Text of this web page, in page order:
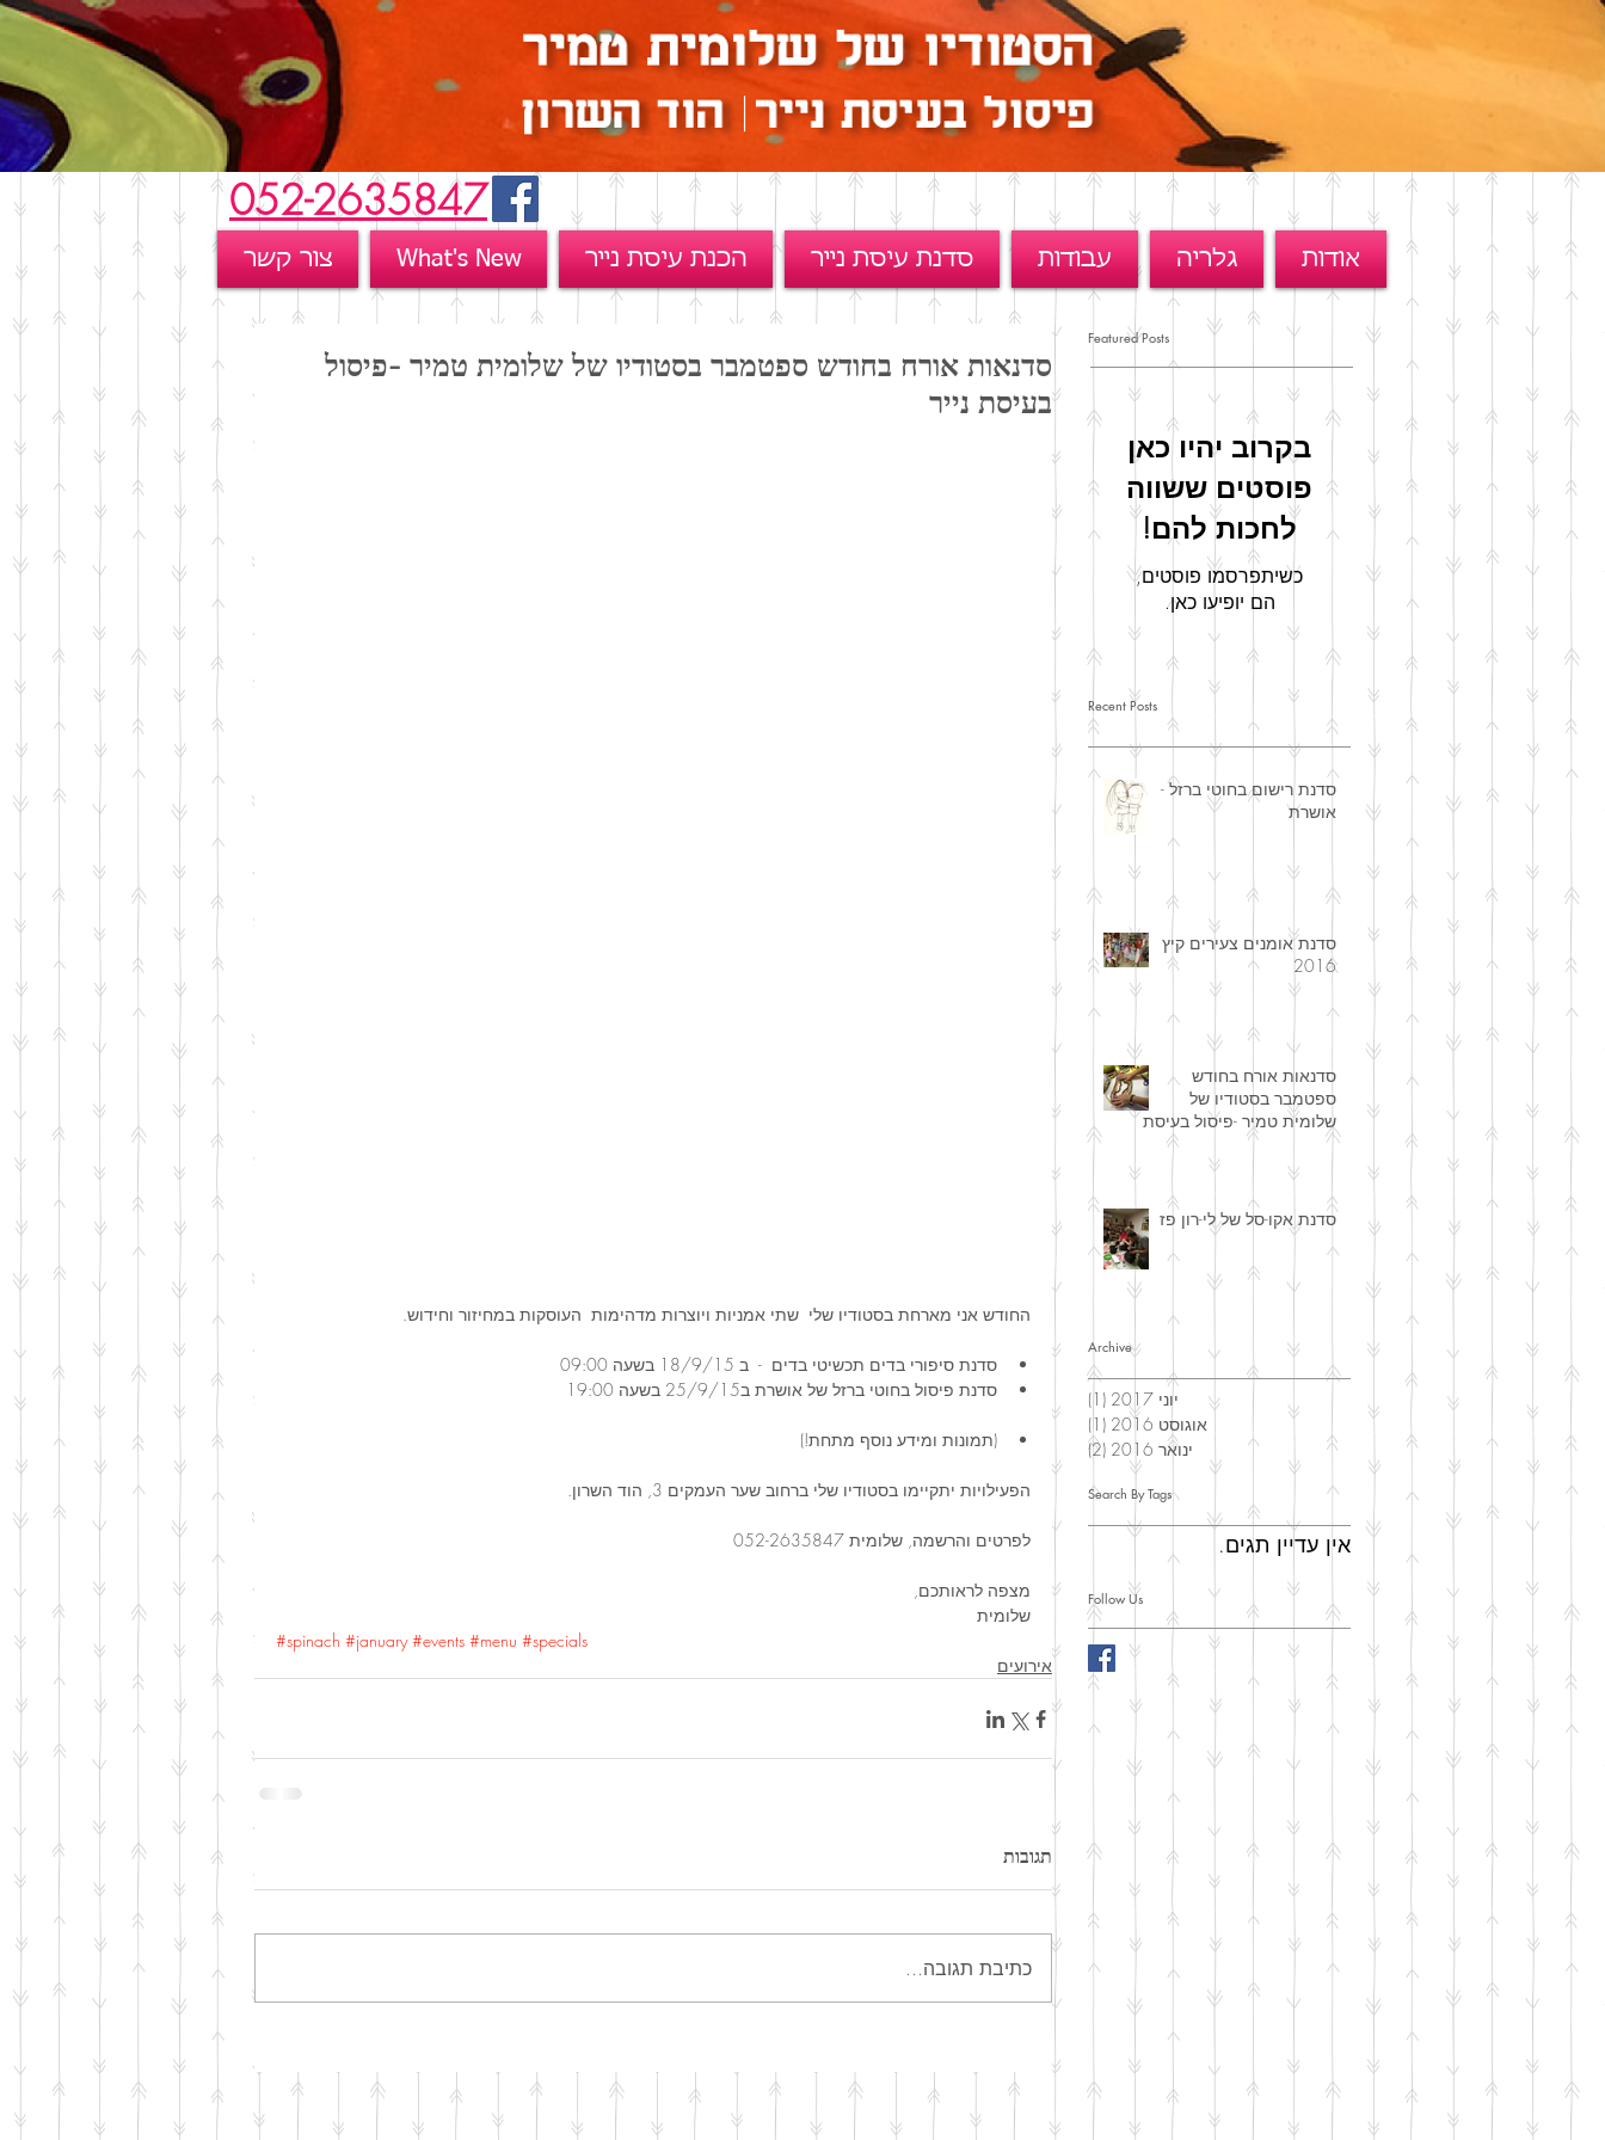
052-2635847
אודות גלריה עבודות סדנת עיסת נייר הכנת עיסת נייר What's New צור קשר
סדנאות אורח בחודש ספטמבר בסטודיו של שלומית טמיר -פיסול
בעיסת נייר
החודש אני מארחת בסטודיו שלי  שתי אמניות ​ויוצרות מדהימות ​ העוסקות במחיזור וחידוש.
סדנת סיפורי בדים תכשיטי בדים  -  ב 18/9/15 בשעה 09:00
סדנת פיסול בחוטי ברזל של אושרת ב25/9/15 בשעה 19:00
(תמונות ומידע נוסף מתחת!)
הפעילויות יתקיימו בסטודיו שלי ברחוב שער העמקים 3, הוד השרון.
לפרטים והרשמה, שלומית 052-2635847
מצפה לראותכם,
שלומית
#spinach #january #events #menu #specials
אירועים
תגובות
כתיבת תגובה...
Featured Posts
בקרוב יהיו כאן
פוסטים ששווה
לחכות להם!
כשיתפרסמו פוסטים,
הם יופיעו כאן.
Recent Posts
סדנת רישום בחוטי ברזל -
אושרת
סדנת אומנים צעירים קיץ
2016
סדנאות אורח בחודש
ספטמבר בסטודיו של
שלומית טמיר -פיסול בעיסת
נייר
סדנת אקו-סל של לי-רון פז
Archive
יוני 2017 (1)
אוגוסט 2016
(1)
פוסט 1
ינואר 2016
(2)
Search By Tags
אין עדיין תגים.
Follow Us